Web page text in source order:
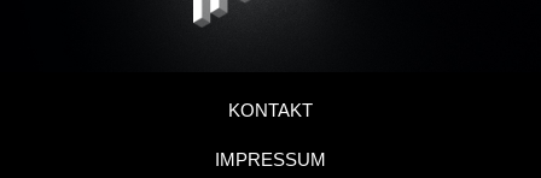
KONTAKT
IMPRESSUM